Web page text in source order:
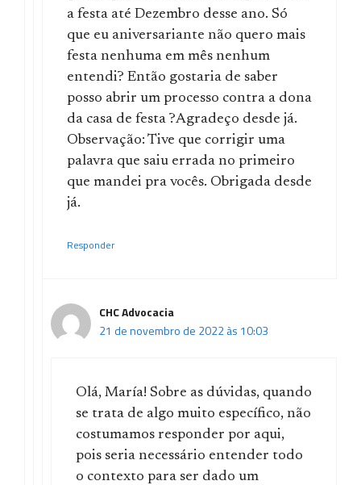
a festa até Dezembro desse ano. Só
que eu aniversariante não quero mais
festa nenhuma em mês nenhum
entendi? Então gostaria de saber
posso abrir um processo contra a dona
da casa de festa ?Agradeço desde já.
Observação: Tive que corrigir uma
palavra que saiu errada no primeiro
que mandei pra vocês. Obrigada desde
já.
Responder
CHC Advocacia
21 de novembro de 2022 às 10:03
Olá, María! Sobre as dúvidas, quando
se trata de algo muito específico, não
costumamos responder por aqui,
pois seria necessário entender todo
o contexto para ser dado um